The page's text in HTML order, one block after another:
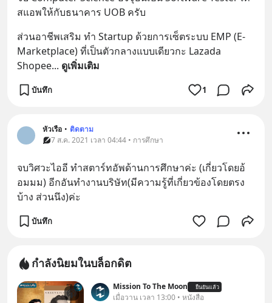
สแอพให้กับธนาคาร UOB ครับ
ส่วนอาชีพเสริม ทำ Startup ด้วยการเซ็ตระบบ EMP (E-
Marketplace) ที่เป็นตัวกลางแบบเดียวกะ Lazada
Shopee... ดูเพิ่มเติม
บันทึก 1
หัวเรือ • ติดตาม
7 ส.ค. 2021 เวลา 04:44 • การศึกษา
จบวิศวะไออี ทำสตาร์ทอัพด้านการศึกษาค่ะ (เกี่ยวโดยอ้
อมมม) อีกอันทำงานบริษัท(มีความรู้ที่เกี่ยวข้องโดยตรง
บ้าง ส่วนนึง)ค่ะ
บันทึก
กำลังนิยมในบล็อกดิต
Mission To The Moon ยืนยันแล้ว
เมื่อวาน เวลา 13:00 • หนังสือ